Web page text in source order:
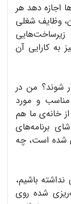
اجازه دهد هر
وظایف شغلی
زیرساخت‌هایی
به کارایی آن
شوند؟ من در
و مورد
خانه‌ی ما هم
برنامه‌های
شده است، چه
باشیم،
شده روی